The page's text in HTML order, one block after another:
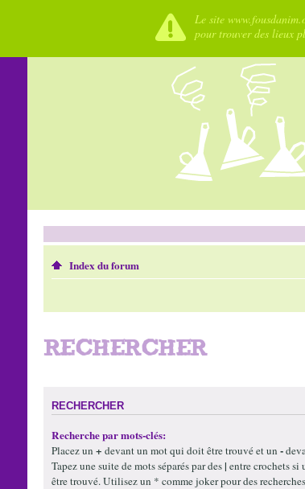
Le site
pour trouver des lieux
Index du forum
RECHERCHER
RECHERCHER
Recherche par mots-clés:
Placez un + devant un mot qui doit être trouvé et un -
Tapez une suite de mots séparés par des| entre crochets si
être trouvé. Utilisez un * comme joker pour des